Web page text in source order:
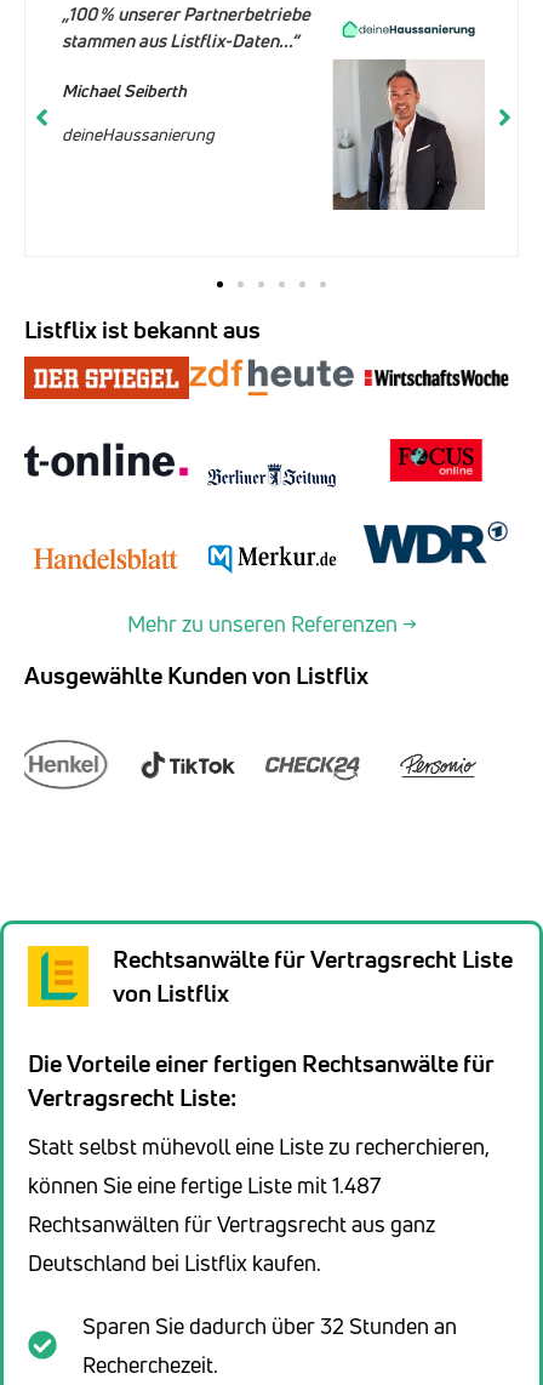
„100 % unserer Partnerbetriebe
stammen aus Listflix-Daten...“
Michael Seiberth
deineHaussanierung
Listflix ist bekannt aus
Mehr zu unseren Referenzen →
Ausgewählte Kunden von Listflix
Rechtsanwälte für Vertragsrecht Liste
von Listflix
Die Vorteile einer fertigen Rechtsanwälte für
Vertragsrecht Liste:
Statt selbst mühevoll eine Liste zu recherchieren,
können Sie eine fertige Liste mit 1.487
Rechtsanwälten für Vertragsrecht aus ganz
Deutschland bei Listflix kaufen.
Sparen Sie dadurch über 32 Stunden an
Recherchezeit.